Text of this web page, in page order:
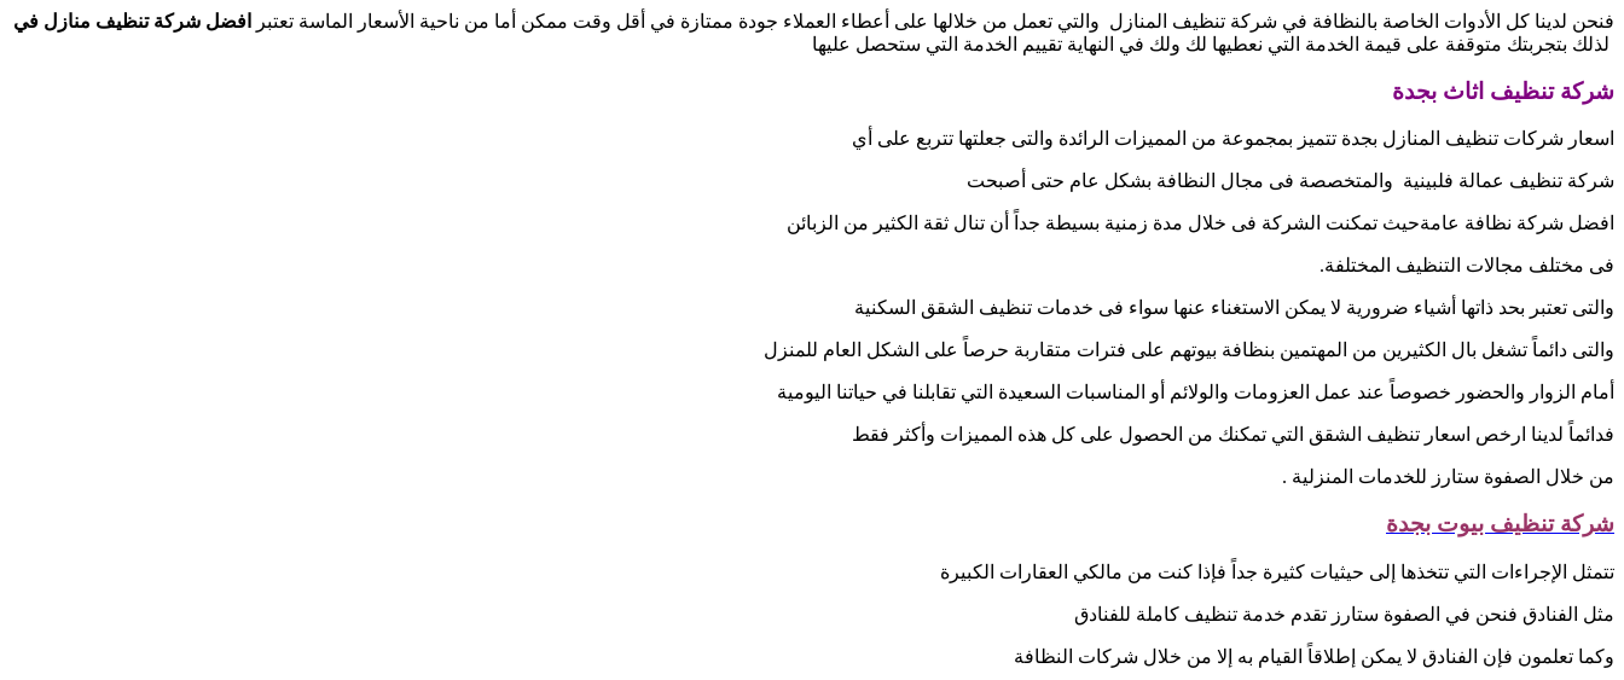
فنحن لدينا كل الأدوات الخاصة بالنظافة في شركة تنظيف المنازل والتي تعمل من خلالها على أعطاء العملاء جودة ممتازة في أقل وقت ممكن أما من ناحية الأسعار الماسة تعتبر
افضل شركة تنظيف منازل في
لذلك بتجربتك متوقفة على قيمة الخدمة التي نعطيها لك ولك في النهاية تقييم الخدمة التي ستحصل عليها
شركة تنظيف اثاث بجدة
اسعار شركات تنظيف المنازل بجدة تتميز بمجموعة من المميزات الرائدة والتى جعلتها تتربع على أي
شركة تنظيف عمالة فلبينية والمتخصصة فى مجال النظافة بشكل عام حتى أصبحت
افضل شركة نظافة عامةحيث تمكنت الشركة فى خلال مدة زمنية بسيطة جداً أن تنال ثقة الكثير من الزبائن
فى مختلف مجالات التنظيف المختلفة.
والتى تعتبر بحد ذاتها أشياء ضرورية لا يمكن الاستغناء عنها سواء فى خدمات تنظيف الشقق السكنية
والتى دائماً تشغل بال الكثيرين من المهتمين بنظافة بيوتهم على فترات متقاربة حرصاً على الشكل العام للمنزل
أمام الزوار والحضور خصوصاً عند عمل العزومات والولائم أو المناسبات السعيدة التي تقابلنا في حياتنا اليومية
فدائماً لدينا ارخص اسعار تنظيف الشقق التي تمكنك من الحصول على كل هذه المميزات وأكثر فقط
من خلال الصفوة ستارز للخدمات المنزلية .
شركة تنظيف بيوت بجدة
تتمثل الإجراءات التي تتخذها إلى حيثيات كثيرة جداً فإذا كنت من مالكي العقارات الكبيرة
مثل الفنادق فنحن في الصفوة ستارز تقدم خدمة تنظيف كاملة للفنادق
وكما تعلمون فإن الفنادق لا يمكن إطلاقاً القيام به إلا من خلال شركات النظافة